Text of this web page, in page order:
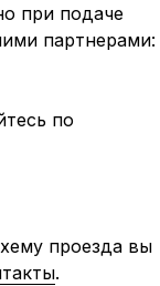
при подаче
партнерами:
по
проезда вы
.